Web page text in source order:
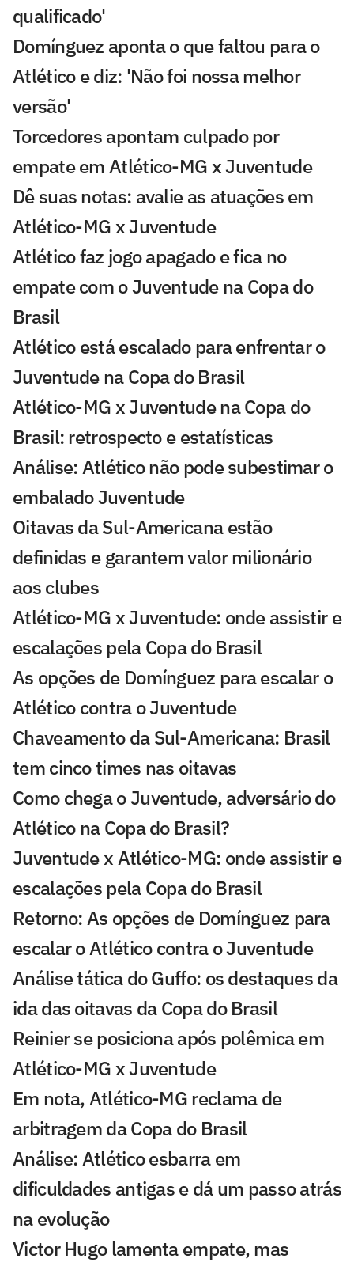
qualificado'
Domínguez aponta o que faltou para o
Atlético e diz: 'Não foi nossa melhor
versão'
Torcedores apontam culpado por
empate em Atlético-MG x Juventude
Dê suas notas: avalie as atuações em
Atlético-MG x Juventude
Atlético faz jogo apagado e fica no
empate com o Juventude na Copa do
Brasil
Atlético está escalado para enfrentar o
Juventude na Copa do Brasil
Atlético-MG x Juventude na Copa do
Brasil: retrospecto e estatísticas
Análise: Atlético não pode subestimar o
embalado Juventude
Oitavas da Sul-Americana estão
definidas e garantem valor milionário
aos clubes
Atlético-MG x Juventude: onde assistir e
escalações pela Copa do Brasil
As opções de Domínguez para escalar o
Atlético contra o Juventude
Chaveamento da Sul-Americana: Brasil
tem cinco times nas oitavas
Como chega o Juventude, adversário do
Atlético na Copa do Brasil?
Juventude x Atlético-MG: onde assistir e
escalações pela Copa do Brasil
Retorno: As opções de Domínguez para
escalar o Atlético contra o Juventude
Análise tática do Guffo: os destaques da
ida das oitavas da Copa do Brasil
Reinier se posiciona após polêmica em
Atlético-MG x Juventude
Em nota, Atlético-MG reclama de
arbitragem da Copa do Brasil
Análise: Atlético esbarra em
dificuldades antigas e dá um passo atrás
na evolução
Victor Hugo lamenta empate, mas